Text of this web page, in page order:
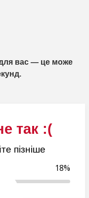
так :(
пізніше
вас — це може
18%